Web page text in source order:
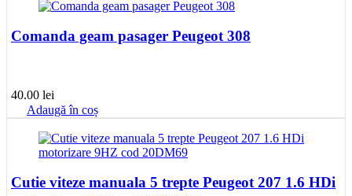
Comanda geam pasager Peugeot 308
40.00 lei
Adaugă în coș
Cutie viteze manuala 5 trepte Peugeot 207 1.6 HDi